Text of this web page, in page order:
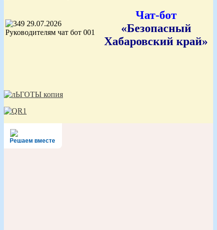
Чат-бот
«Безопасный
Хабаровский край»
Решаем вместе